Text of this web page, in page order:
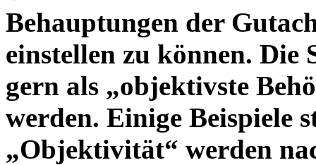
Behauptungen der
einstellen zu können. Die
gern als „objektivste
werden. Einige Beispiele
„Objektivität“ werden